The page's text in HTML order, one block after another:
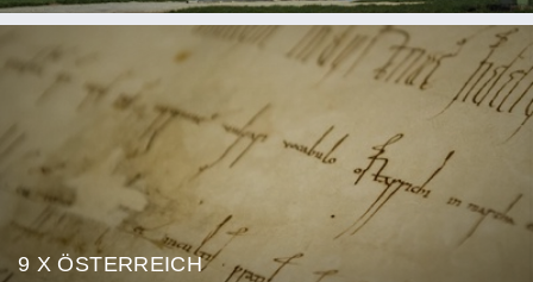
9 X ÖSTERREICH